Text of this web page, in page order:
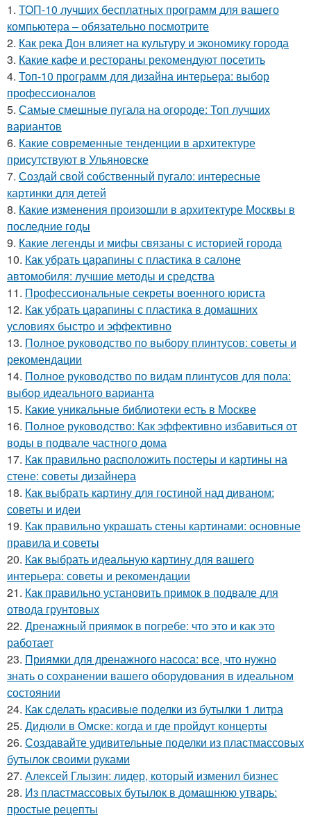
1. ТОП-10 лучших бесплатных программ для вашего
компьютера – обязательно посмотрите
2. Как река Дон влияет на культуру и экономику города
3. Какие кафе и рестораны рекомендуют посетить
4. Топ-10 программ для дизайна интерьера: выбор
профессионалов
5. Самые смешные пугала на огороде: Топ лучших
вариантов
6. Какие современные тенденции в архитектуре
присутствуют в Ульяновске
7. Создай свой собственный пугало: интересные
картинки для детей
8. Какие изменения произошли в архитектуре Москвы в
последние годы
9. Какие легенды и мифы связаны с историей города
10. Как убрать царапины с пластика в салоне
автомобиля: лучшие методы и средства
11. Профессиональные секреты военного юриста
12. Как убрать царапины с пластика в домашних
условиях быстро и эффективно
13. Полное руководство по выбору плинтусов: советы и
рекомендации
14. Полное руководство по видам плинтусов для пола:
выбор идеального варианта
15. Какие уникальные библиотеки есть в Москве
16. Полное руководство: Как эффективно избавиться от
воды в подвале частного дома
17. Как правильно расположить постеры и картины на
стене: советы дизайнера
18. Как выбрать картину для гостиной над диваном:
советы и идеи
19. Как правильно украшать стены картинами: основные
правила и советы
20. Как выбрать идеальную картину для вашего
интерьера: советы и рекомендации
21. Как правильно установить примок в подвале для
отвода грунтовых
22. Дренажный приямок в погребе: что это и как это
работает
23. Приямки для дренажного насоса: все, что нужно
знать о сохранении вашего оборудования в идеальном
состоянии
24. Как сделать красивые поделки из бутылки 1 литра
25. Дидюли в Омске: когда и где пройдут концерты
26. Создавайте удивительные поделки из пластмассовых
бутылок своими руками
27. Алексей Глызин: лидер, который изменил бизнес
28. Из пластмассовых бутылок в домашнюю утварь:
простые рецепты